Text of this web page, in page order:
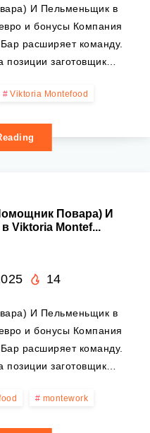
И Пельменьщик в
и бонусы Компания
расширяет команду.
заготовщик…
Viktoria Montefood
Повара) И
Viktoria Montef...
14
И Пельменьщик в
и бонусы Компания
расширяет команду.
заготовщик…
montework